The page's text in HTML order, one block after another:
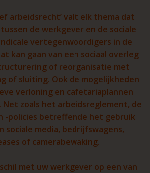
arbeidsrecht’ valt elk thema dat
de werkgever en de sociale
vertegenwoordigers in de
kan gaan van een sociaal overleg
of reorganisatie met
of sluiting. Ook de mogelijkheden
verloning en cafetariaplannen
Net zoals het arbeidsreglement, de
-policies betreffende het gebruik
sociale media, bedrijfswagens,
of camerabewaking.
met uw werkgever op een van